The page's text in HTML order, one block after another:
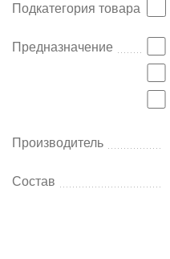
Подкатегория товара
Предназначение
Производитель
Состав